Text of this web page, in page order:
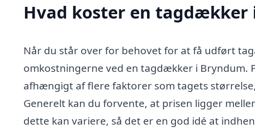
Hvad koster en tagdækker
Når du står over for behovet for at få udført
omkostningerne ved en tagdækker i Bryndum.
afhængigt af flere faktorer som tagets
Generelt kan du forvente, at prisen ligger
dette kan variere, så det er en god idé at